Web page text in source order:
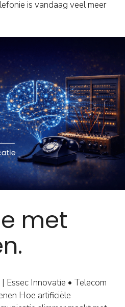
is vandaag veel meer
met
Essec Innovatie • Telecom
Hoe artificiële